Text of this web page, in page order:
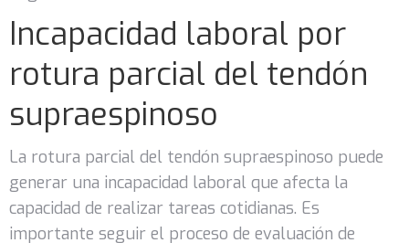
Incapacidad laboral por
rotura parcial del tendón
supraespinoso
La rotura parcial del tendón supraespinoso puede
generar una incapacidad laboral que afecta la
capacidad de realizar tareas cotidianas. Es
importante seguir el proceso de evaluación de